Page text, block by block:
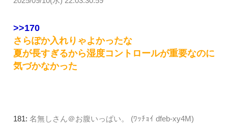
>>170
さらぽか入れりゃよかったな
夏が長すぎるから湿度コントロールが重要なのに
気づかなかった
181: 名無しさん＠お腹いっぱい。 (ﾜｯﾁｮｲ dfeb-xy4M)